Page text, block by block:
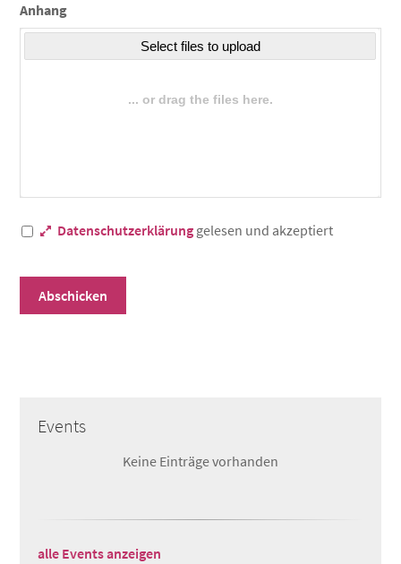
Anhang
Datenschutzerklärung gelesen und akzeptiert
Abschicken
Events
Keine Einträge vorhanden
alle Events anzeigen